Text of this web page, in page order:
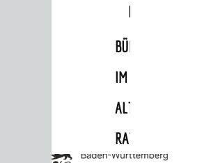
HAUS
BÜRGERSAAL
IM
ALTEN
RATHAUS